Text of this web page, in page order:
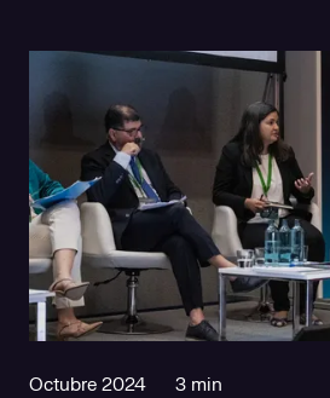
Octubre 2024 3 min